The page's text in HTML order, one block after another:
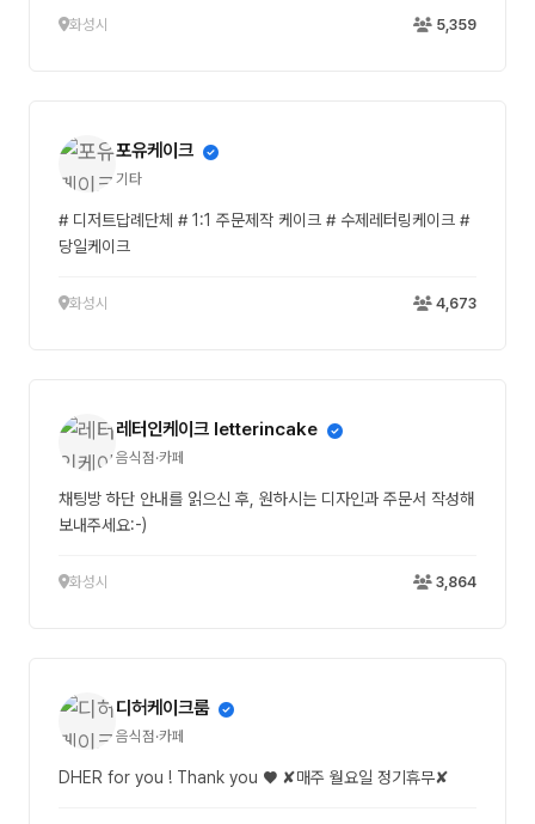
화성시 5,359
포유케이크
기타
# 디저트답례단체 # 1:1 주문제작 케이크 # 수제레터링케이크 #
당일케이크
화성시 4,673
레터인케이크 letterincake
음식점·카페
채팅방 하단 안내를 읽으신 후, 원하시는 디자인과 주문서 작성해
보내주세요:-)
화성시 3,864
디허케이크룸
음식점·카페
DHER for you ! Thank you ♥ ✘매주 월요일 정기휴무✘